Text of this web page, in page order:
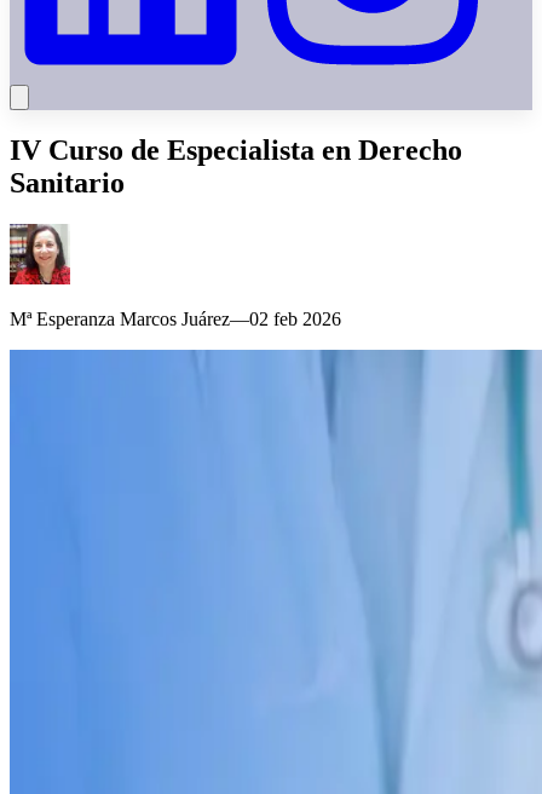
IV Curso de Especialista en Derecho
Sanitario
Mª Esperanza Marcos Juárez—02 feb 2026